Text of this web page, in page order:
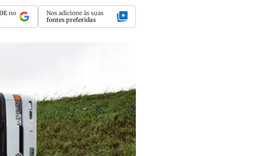
no
Nos adicione às suas
fontes preferidas